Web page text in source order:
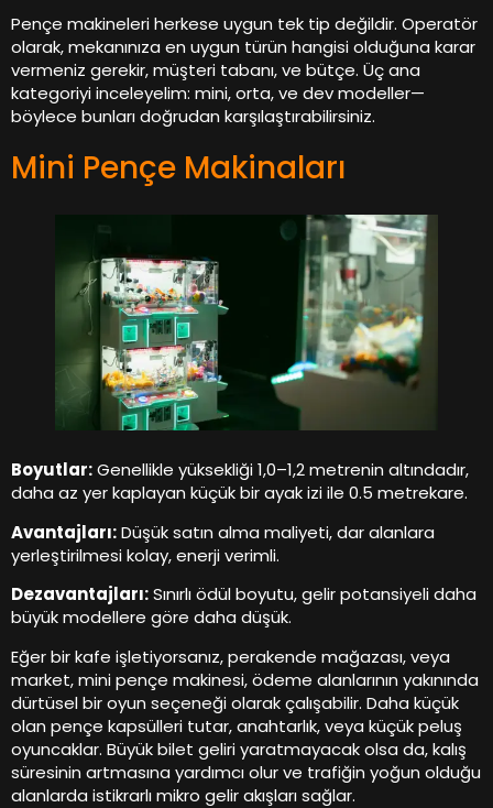
Pençe makineleri herkese uygun tek tip değildir. Operatör
olarak, mekanınıza en uygun türün hangisi olduğuna karar
vermeniz gerekir, müşteri tabanı, ve bütçe. Üç ana
kategoriyi inceleyelim: mini, orta, ve dev modeller—
böylece bunları doğrudan karşılaştırabilirsiniz.
Mini Pençe Makinaları
Boyutlar:Genellikle yüksekliği 1,0–1,2 metrenin altındadır,
daha az yer kaplayan küçük bir ayak izi ile 0.5 metrekare.
Avantajları:Düşük satın alma maliyeti, dar alanlara
yerleştirilmesi kolay, enerji verimli.
Dezavantajları:Sınırlı ödül boyutu, gelir potansiyeli daha
büyük modellere göre daha düşük.
Eğer bir kafe işletiyorsanız, perakende mağazası, veya
market, mini pençe makinesi, ödeme alanlarının yakınında
dürtüsel bir oyun seçeneği olarak çalışabilir. Daha küçük
olan pençe kapsülleri tutar, anahtarlık, veya küçük peluş
oyuncaklar. Büyük bilet geliri yaratmayacak olsa da, kalış
süresinin artmasına yardımcı olur ve trafiğin yoğun olduğu
alanlarda istikrarlı mikro gelir akışları sağlar.